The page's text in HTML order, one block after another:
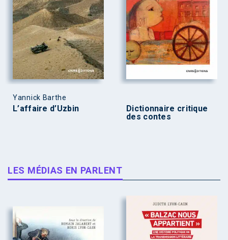
Yannick Barthe
L’affaire d’Uzbin
Dictionnaire critique
des contes
LES MÉDIAS EN PARLENT